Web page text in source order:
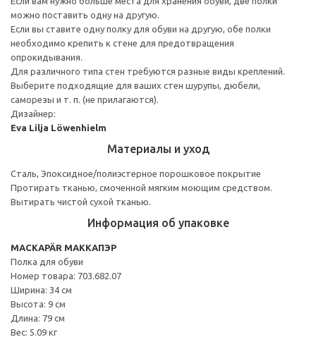
можно поставить одну на другую.
Если вы ставите одну полку для обуви на другую, обе полки
необходимо крепить к стене для предотвращения
опрокидывания.
Для различного типа стен требуются разные виды креплений.
Выберите подходящие для ваших стен шурупы, дюбели,
саморезы и т. п. (не прилагаются).
Дизайнер:
Eva Lilja Löwenhielm
Материалы и уход
Сталь, Эпоксидное/полиэстерное порошковое покрытие
Протирать тканью, смоченной мягким моющим средством.
Вытирать чистой сухой тканью.
Информация об упаковке
MACKAPÄR МАККАПЭР
Полка для обуви
Номер товара: 703.682.07
Ширина: 34 см
Высота: 9 см
Длина: 79 см
Вес: 5.09 кг